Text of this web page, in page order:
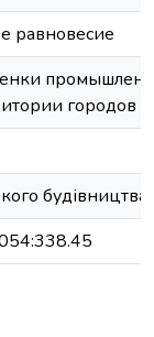
равновесие
городов
будівництва